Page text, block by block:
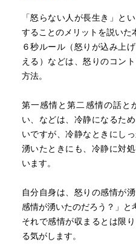
「怒らない人が長生き」と
することのメリットを説いた
６秒ルール（怒りが込み上
える）などは、怒りのコン
方法。
第一感情と第二感情の話と
い、などは、冷静になるた
いですが、冷静なときにし
湧いたときにも、冷静に対
います。
自分自身は、怒りの感情が
感情が湧いたのだろう？」と
それで感情が収まるとは限
る気がします。